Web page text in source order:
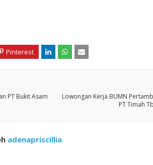
Lowongan Kerja BUMN
PT Timah
PT Bukit Asam
adenapriscillia